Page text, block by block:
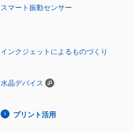
スマート振動センサー
インクジェットによるものづくり
水晶デバイス
プリント活用